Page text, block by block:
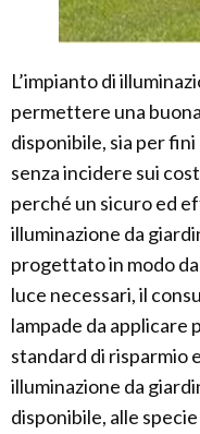
L’impianto di
permettere una
disponibile, sia per
senza incidere sui
perché un sicuro ed
illuminazione da
progettato in modo
luce necessari, il
lampade da
standard di risparmio
illuminazione da
disponibile, alle